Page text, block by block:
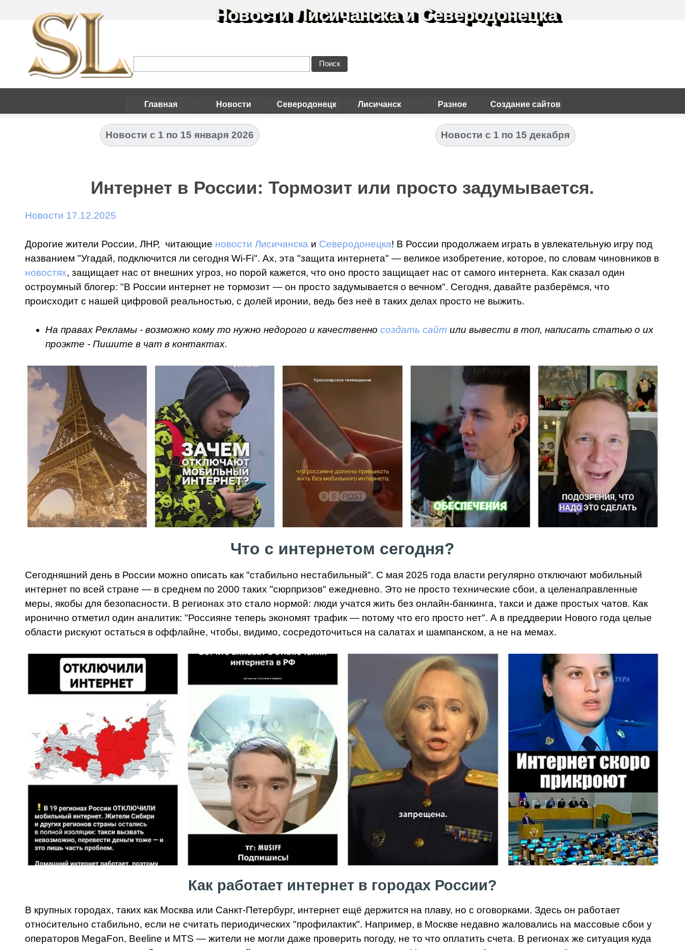
Главная Новости Северодонецк Лисичанск Разное Создание сайтов
Новости Лисичанска и Северодонецка
Поиск
Новости с 1 по 15 января 2026 Новости с 1 по 15 декабря
Интернет в России: Тормозит или просто задумывается.
Новости 17.12.2025
Дорогие жители России, ЛНР, читающие новости Лисичанска и Северодонецка! В России продолжаем играть в увлекательную игру под
названием "Угадай, подключится ли сегодня Wi-Fi". Ах, эта "защита интернета" — великое изобретение, которое, по словам чиновников в
новостях, защищает нас от внешних угроз, но порой кажется, что оно просто защищает нас от самого интернета. Как сказал один
остроумный блогер: "В России интернет не тормозит — он просто задумывается о вечном". Сегодня, давайте разберёмся, что
происходит с нашей цифровой реальностью, с долей иронии, ведь без неё в таких делах просто не выжить.
На правах Рекламы - возможно кому то нужно недорого и качественносоздать сайт или вывести в топ, написать статью о их
проэкте - Пишите в чат в контактах.
Что с интернетом сегодня?
Сегодняшний день в России можно описать как "стабильно нестабильный". С мая 2025 года власти регулярно отключают мобильный
интернет по всей стране — в среднем по 2000 таких "сюрпризов" ежедневно. Это не просто технические сбои, а целенаправленные
меры, якобы для безопасности. В регионах это стало нормой: люди учатся жить без онлайн-банкинга, такси и даже простых чатов. Как
иронично отметил один аналитик: "Россияне теперь экономят трафик — потому что его просто нет". А в преддверии Нового года целые
области рискуют остаться в оффлайне, чтобы, видимо, сосредоточиться на салатах и шампанском, а не на мемах.
Как работает интернет в городах России?
В крупных городах, таких как Москва или Санкт-Петербург, интернет ещё держится на плаву, но с оговорками. Здесь он работает
относительно стабильно, если не считать периодических "профилактик". Например, в Москве недавно жаловались на массовые сбои у
операторов MegaFon, Beeline и MTS — жители не могли даже проверить погоду, не то что оплатить счета. В регионах же ситуация куда